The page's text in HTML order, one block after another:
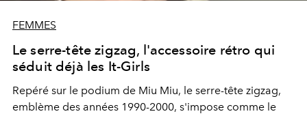
FEMMES
Le serre-tête zigzag, l'accessoire rétro qui
séduit déjà les It-Girls
Repéré sur le podium de Miu Miu, le serre-tête zigzag,
emblème des années 1990-2000, s'impose comme le